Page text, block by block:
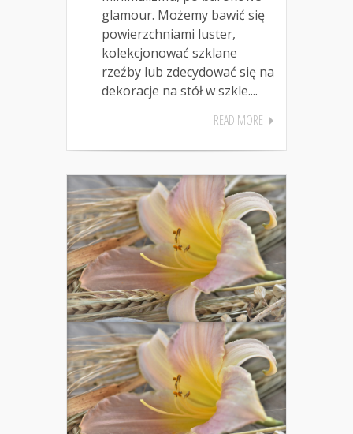
glamour. Możemy bawić się
powierzchniami luster,
kolekcjonować szklane
rzeźby lub zdecydować się na
dekoracje na stół w szkle....
READ MORE